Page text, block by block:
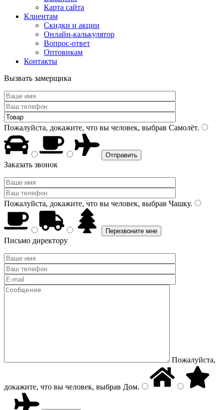
Карта сайта
Клиентам
Скидки и акции
Онлайн-калькулятор
Вопрос-ответ
Оптовикам
Контакты
Вызвать замерщика
Пожалуйста, докажите, что вы человек, выбрав Самолёт.
Заказать звонок
Пожалуйста, докажите, что вы человек, выбрав Чашку.
Письмо директору
Пожалуйста,
докажите, что вы человек, выбрав Дом.